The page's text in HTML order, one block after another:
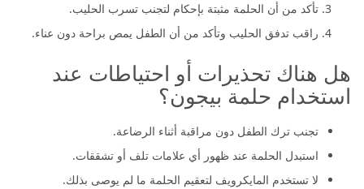
تأكد من أن الحلمة مثبتة بإحكام لتجنب تسرب الحليب.
راقب تدفق الحليب وتأكد من أن الطفل يمص براحة دون عناء.
هل هناك تحذيرات أو احتياطات عند
استخدام حلمة بيجون؟
تجنب ترك الطفل دون مراقبة أثناء الرضاعة.
استبدل الحلمة عند ظهور أي علامات تلف أو تشققات.
لا تستخدم المايكرويف لتعقيم الحلمة ما لم يوصى بذلك.